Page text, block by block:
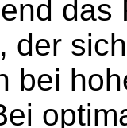
das
der
bei